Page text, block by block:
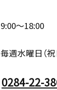
9:00～18:00
毎週水曜日（
0284-22-